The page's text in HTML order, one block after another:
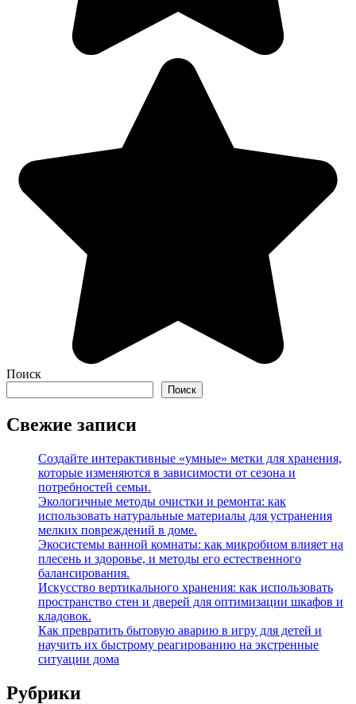
Поиск
Поиск
Свежие записи
Создайте интерактивные «умные» метки для хранения,
которые изменяются в зависимости от сезона и
потребностей семьи.
Экологичные методы очистки и ремонта: как
использовать натуральные материалы для устранения
мелких повреждений в доме.
Экосистемы ванной комнаты: как микробиом влияет на
плесень и здоровье, и методы его естественного
балансирования.
Искусство вертикального хранения: как использовать
пространство стен и дверей для оптимизации шкафов и
кладовок.
Как превратить бытовую аварию в игру для детей и
научить их быстрому реагированию на экстренные
ситуации дома
Рубрики